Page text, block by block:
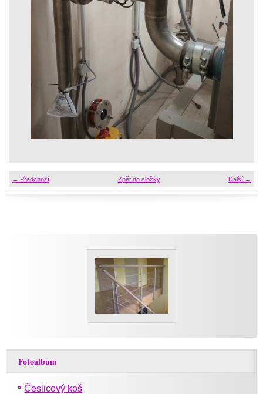
← Předchozí Další →
Zpět do složky
Fotoalbum
Česlicový koš